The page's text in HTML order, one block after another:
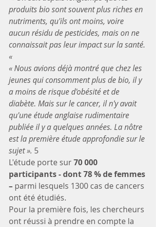
produits bio sont souvent plus riches en
nutriments, qu'ils ont moins, voire
aucun résidu de pesticides, mais on ne
connaissait pas leur impact sur la santé.
«
« Nous avions déjà montré que chez les
jeunes qui consomment plus de bio, il y
a moins de risque d'obésité et de
diabète. Mais sur le cancer, il n'y avait
qu'une étude anglaise rudimentaire
publiée il y a quelques années. La nôtre
est la première étude approfondie sur le
sujet ». 5
L'étude porte sur 70 000
participants - dont 78 % de femmes
– parmi lesquels 1300 cas de cancers
ont été étudiés.
Pour la première fois, les chercheurs
ont réussi à prendre en compte la